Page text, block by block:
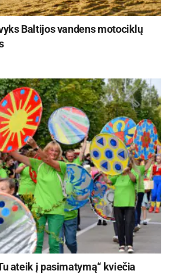
Baltijos vandens motociklų
ateik į pasimatymą“ kviečia